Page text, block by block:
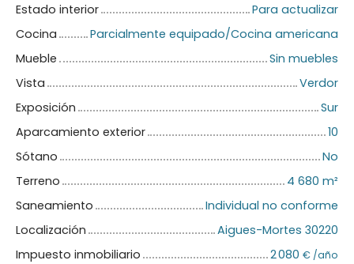
Estado interior
Para actualizar
Cocina
Parcialmente equipado/Cocina americana
Mueble
Sin muebles
Vista
Verdor
Exposición
Sur
Aparcamiento exterior
10
Sótano
No
Terreno
4 680 m²
Saneamiento
Individual no conforme
Localización
Aigues-Mortes 30220
Impuesto inmobiliario
2 080 € /año